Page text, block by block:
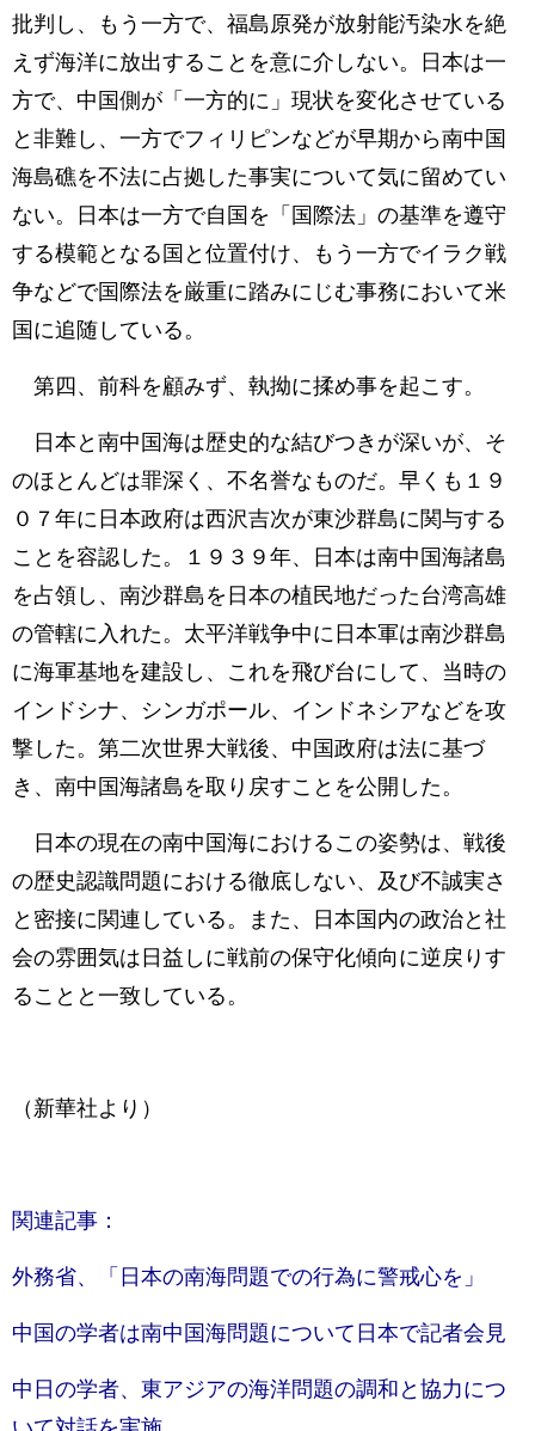
批判し、もう一方で、福島原発が放射能汚染水を絶
えず海洋に放出することを意に介しない。日本は一
方で、中国側が「一方的に」現状を変化させている
と非難し、一方でフィリピンなどが早期から南中国
海島礁を不法に占拠した事実について気に留めてい
ない。日本は一方で自国を「国際法」の基準を遵守
する模範となる国と位置付け、もう一方でイラク戦
争などで国際法を厳重に踏みにじむ事務において米
国に追随している。
第四、前科を顧みず、執拗に揉め事を起こす。
日本と南中国海は歴史的な結びつきが深いが、そ
のほとんどは罪深く、不名誉なものだ。早くも１９
０７年に日本政府は西沢吉次が東沙群島に関与する
ことを容認した。１９３９年、日本は南中国海諸島
を占領し、南沙群島を日本の植民地だった台湾高雄
の管轄に入れた。太平洋戦争中に日本軍は南沙群島
に海軍基地を建設し、これを飛び台にして、当時の
インドシナ、シンガポール、インドネシアなどを攻
撃した。第二次世界大戦後、中国政府は法に基づ
き、南中国海諸島を取り戻すことを公開した。
日本の現在の南中国海におけるこの姿勢は、戦後
の歴史認識問題における徹底しない、及び不誠実さ
と密接に関連している。また、日本国内の政治と社
会の雰囲気は日益しに戦前の保守化傾向に逆戻りす
ることと一致している。
（新華社より）
関連記事：
外務省、「日本の南海問題での行為に警戒心を」
中国の学者は南中国海問題について日本で記者会見
中日の学者、東アジアの海洋問題の調和と協力につ